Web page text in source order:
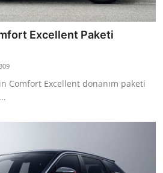
Excellent Paketi
309
Comfort Excellent donanım paketi